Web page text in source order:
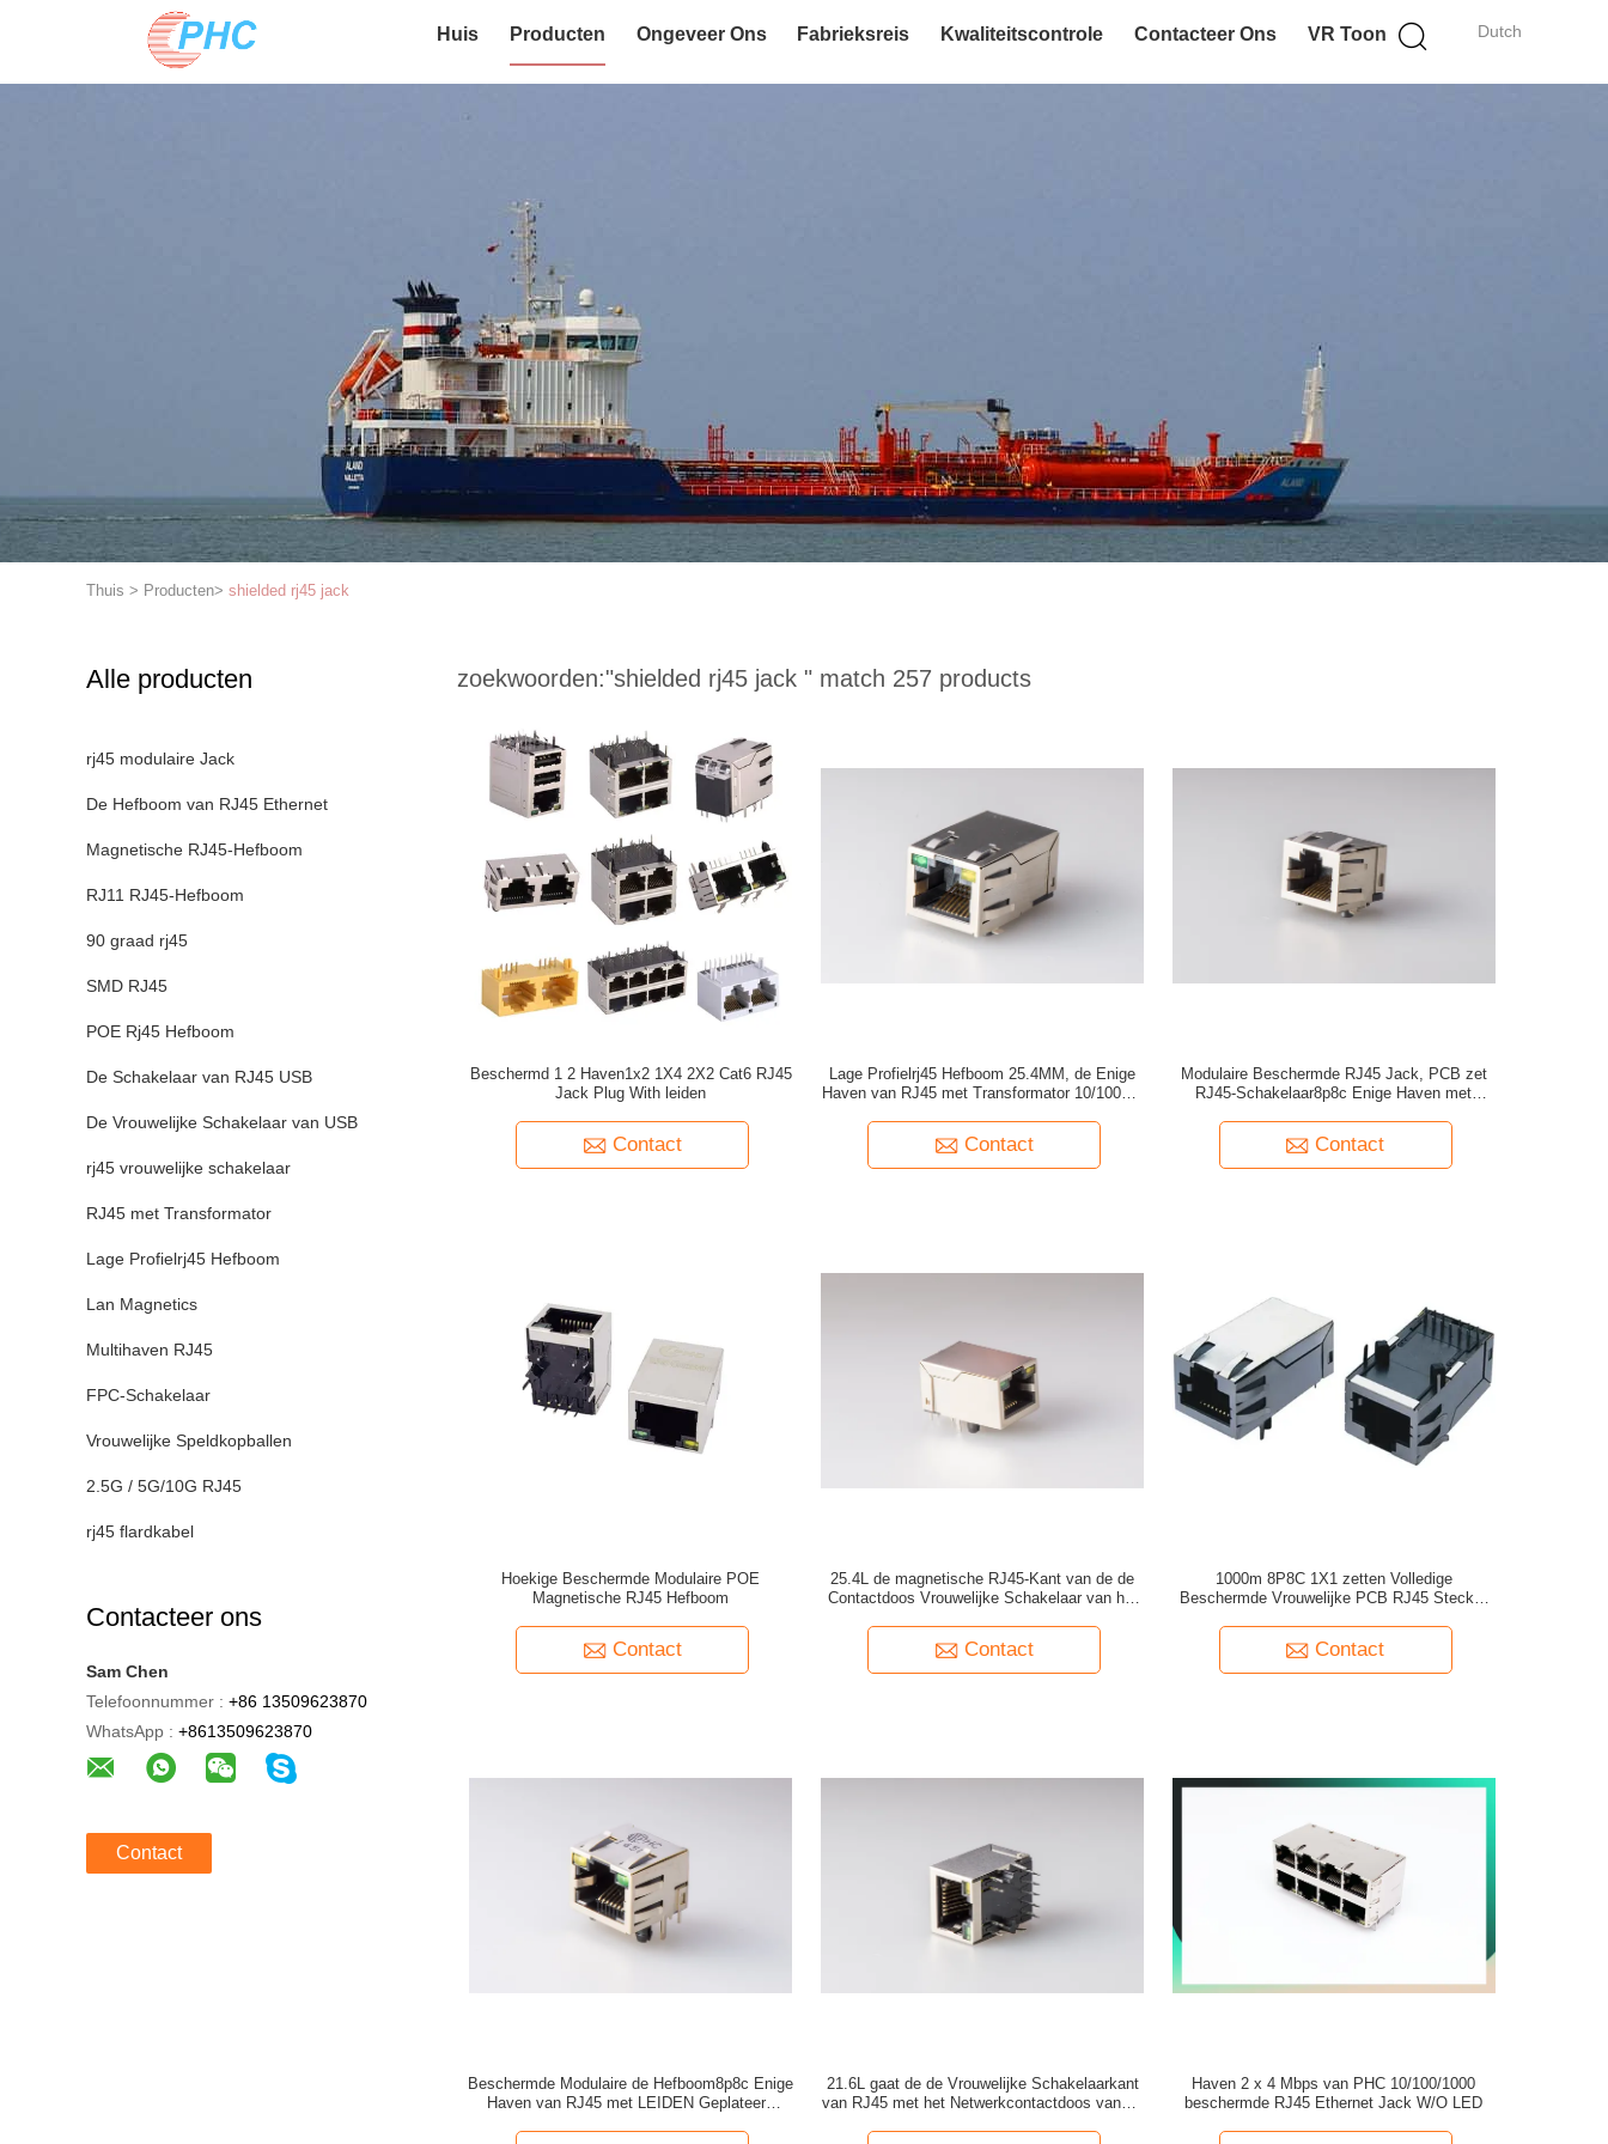
Dutch
Huis Producten Ongeveer Ons Fabrieksreis Kwaliteitscontrole Contacteer Ons VR Toon
Thuis > Producten> shielded rj45 jack
Alle producten
rj45 modulaire Jack
De Hefboom van RJ45 Ethernet
Magnetische RJ45-Hefboom
RJ11 RJ45-Hefboom
90 graad rj45
SMD RJ45
POE Rj45 Hefboom
De Schakelaar van RJ45 USB
De Vrouwelijke Schakelaar van USB
rj45 vrouwelijke schakelaar
RJ45 met Transformator
Lage Profielrj45 Hefboom
Lan Magnetics
Multihaven RJ45
FPC-Schakelaar
Vrouwelijke Speldkopballen
2.5G / 5G/10G RJ45
rj45 flardkabel
Contacteer ons
Sam Chen
Telefoonnummer : +86 13509623870
WhatsApp : +8613509623870
Contact
zoekwoorden:"shielded rj45 jack " match 257 products
Beschermd 1 2 Haven1x2 1X4 2X2 Cat6 RJ45
Jack Plug With leiden
Contact
Lage Profielrj45 Hefboom 25.4MM, de Enige
Haven van RJ45 met Transformator 10/100 en
Contact
Modulaire Beschermde RJ45 Jack, PCB zet
RJ45-Schakelaar8p8c Enige Haven met
Contact
Hoekige Beschermde Modulaire POE
Magnetische RJ45 Hefboom
Contact
25.4L de magnetische RJ45-Kant van de de
Contactdoos Vrouwelijke Schakelaar van het
Contact
1000m 8P8C 1X1 zetten Volledige
Beschermde Vrouwelijke PCB RJ45 Stecker
Contact
Beschermde Modulaire de Hefboom8p8c Enige
Haven van RJ45 met LEIDEN Geplateerd
21.6L gaat de de Vrouwelijke Schakelaarkant
van RJ45 met het Netwerkcontactdoos van de
Haven 2 x 4 Mbps van PHC 10/100/1000
beschermde RJ45 Ethernet Jack W/O LED